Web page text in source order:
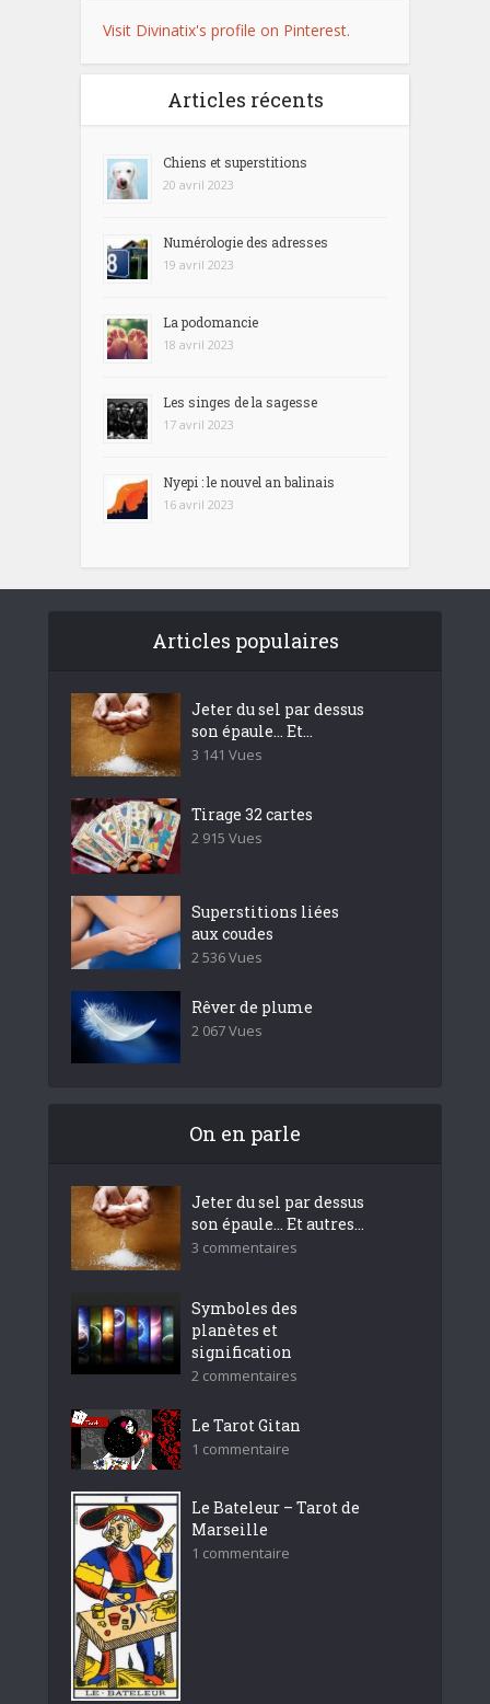
Visit Divinatix's profile on Pinterest.
Articles récents
Chiens et superstitions
20 avril 2023
Numérologie des adresses
19 avril 2023
La podomancie
18 avril 2023
Les singes de la sagesse
17 avril 2023
Nyepi : le nouvel an balinais
16 avril 2023
Articles populaires
Jeter du sel par dessus
son épaule… Et...
3 141 Vues
Tirage 32 cartes
2 915 Vues
Superstitions liées
aux coudes
2 536 Vues
Rêver de plume
2 067 Vues
On en parle
Jeter du sel par dessus
son épaule… Et autres...
3 commentaires
Symboles des
planètes et
signification
2 commentaires
Le Tarot Gitan
1 commentaire
Le Bateleur – Tarot de
Marseille
1 commentaire